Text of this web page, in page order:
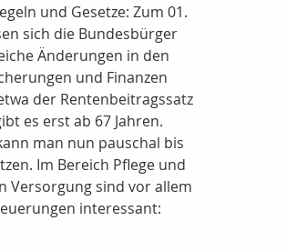
und Gesetze: Zum 01.
sich die Bundesbürger
Änderungen in den
und Finanzen
der Rentenbeitragssatz
es erst ab 67 Jahren.
man nun pauschal bis
Im Bereich Pflege und
Versorgung sind vor allem
interessant: